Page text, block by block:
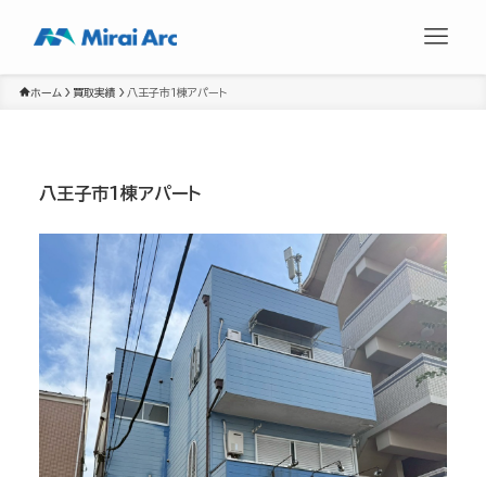
ホーム 買取実績 八王子市1棟アパート
八王子市1棟アパート